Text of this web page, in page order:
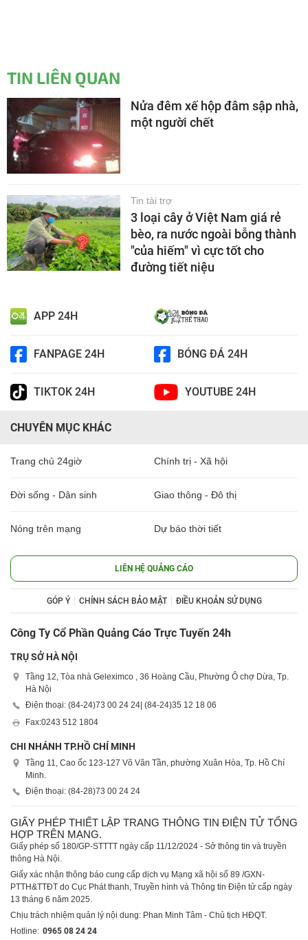
TIN LIÊN QUAN
Nửa đêm xế hộp đâm sập nhà,
một người chết
Tin tài trợ
3 loại cây ở Việt Nam giá rẻ
bèo, ra nước ngoài bỗng thành
"của hiếm" vì cực tốt cho
đường tiết niệu
APP 24H
FANPAGE 24H BÓNG ĐÁ 24H
TIKTOK 24H YOUTUBE 24H
CHUYÊN MỤC KHÁC
Trang chủ 24giờ Chính trị - Xã hội
Đời sống - Dân sinh Giao thông - Đô thị
Nóng trên mạng Dự báo thời tiết
LIÊN HỆ QUẢNG CÁO
GÓP Ý CHÍNH SÁCH BẢO MẬT ĐIỀU KHOẢN SỬ DỤNG
Công Ty Cổ Phần Quảng Cáo Trực Tuyến 24h
TRỤ SỞ HÀ NỘI
Tầng 12, Tòa nhà Geleximco , 36 Hoàng Cầu, Phường Ô chợ Dừa, Tp.
Hà Nội
Điện thoại: (84-24)73 00 24 24 | (84-24)35 12 18 06
Fax:0243 512 1804
CHI NHÁNH TP.HỒ CHÍ MINH
Tầng 11, Cao ốc 123-127 Võ Văn Tần, phường Xuân Hòa, Tp. Hồ Chí
Minh.
Điện thoại: (84-28)73 00 24 24
GIẤY PHÉP THIẾT LẬP TRANG THÔNG TIN ĐIỆN TỬ TỔNG
HỢP TRÊN MẠNG.
Giấy phép số 180/GP-STTTT ngày cấp 11/12/2024 - Sở thông tin và truyền
thông Hà Nội.
Giấy xác nhận thông báo cung cấp dịch vụ Mạng xã hội số 89 /GXN-
PTTH&TTĐT do Cục Phát thanh, Truyền hình và Thông tin Điện tử cấp ngày
13 tháng 6 năm 2025.
Chịu trách nhiệm quản lý nội dung: Phan Minh Tâm - Chủ tịch HĐQT.
Hotline: 0965 08 24 24